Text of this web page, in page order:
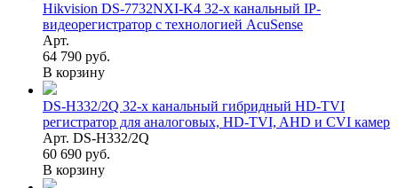
Hikvision DS-7732NXI-K4 32-х канальный IP-
видеорегистратор с технологией AcuSense
Арт.
64 790 руб.
В корзину
DS-H332/2Q 32-х канальный гибридный HD-TVI
регистратор для аналоговых, HD-TVI, AHD и CVI камер
Арт. DS-H332/2Q
60 690 руб.
В корзину